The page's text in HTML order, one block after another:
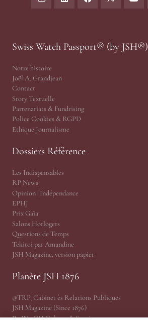
Swiss Watch Passport® (by JSH®)
Notre histoire
Joël A. Grandjean
Contact
Story Textuelle
Partenariats & Fundrising
Police Cookies & RGPD
Ethique Journalisme
Dossiers Référence
Les Indispensables
RP News
Opinion | Indépendance
EPHJ
Prix Gaïa
Salons Horlogers
Questions de Temps
Tekitoi par Amandine
JSH Magazine, version papier
Planète JSH 1876
@TRP, Cabinet ès Relations Publiques
JSH Magazine (Since 1876)
ProWatCH Culture & Savoirs